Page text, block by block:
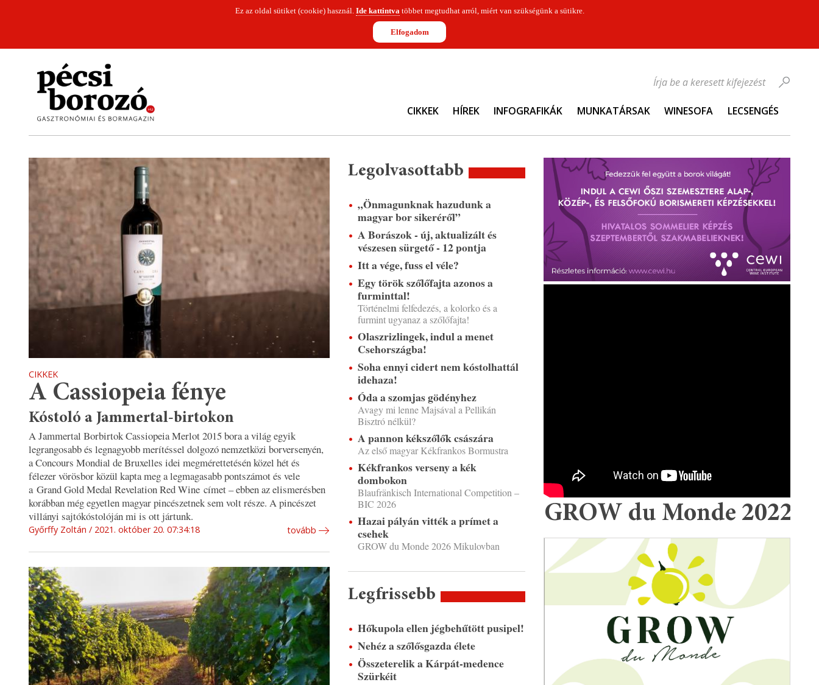
Ez az oldal sütiket (cookie) használ. Ide kattintvatöbbet megtudhat arról, miért van szükségünk a sütikre.
Elfogadom
CIKKEK HÍREK INFOGRAFIKÁK MUNKATÁRSAK WINESOFA LECSENGÉS
Írja be a keresett kifejezést
CIKKEK
A Cassiopeia fénye
Kóstoló a Jammertal-birtokon
A Jammertal Borbirtok Cassiopeia Merlot 2015 bora a világ egyik
legrangosabb és legnagyobb merítéssel dolgozó nemzetközi borversenyén,
a Concours Mondial de Bruxelles idei megmérettetésén közel hét és
félezer vörösbor közül kapta meg a legmagasabb pontszámot és vele
a Grand Gold Medal Revelation Red Wine címet – ebben az elismerésben
korábban még egyetlen magyar pincészetnek sem volt része. A pincészet
villányi sajtókóstolóján mi is ott jártunk.
Győrffy Zoltán 2021. október 20. 07:34:18 tovább
Legolvasottabb
„Önmagunknak hazudunk a
magyar bor sikeréről”
A Borászok - új, aktualizált és
vészesen sürgető - 12 pontja
Itt a vége, fuss el véle?
Egy török szőlőfajta azonos a
furminttal!
Történelmi felfedezés, a kolorko és a
furmint ugyanaz a szőlőfajta!
Olaszrizlingek, indul a menet
Csehországba!
Soha ennyi cidert nem kóstolhattál
idehaza!
Óda a szomjas gödényhez
Avagy mi lenne Majsával a Pellikán
Bisztró nélkül?
A pannon kékszőlők császára
Az első magyar Kékfrankos Bormustra
Kékfrankos verseny a kék
dombokon
Blaufränkisch International Competition –
BIC 2026
Hazai pályán vitték a prímet a
csehek
GROW du Monde 2026 Mikulovban
Legfrissebb
Hőkupola ellen jégbehűtött pusipel!
Nehéz a szőlősgazda élete
Összeterelik a Kárpát-medence
Szürkéit
GROW du Monde 2022